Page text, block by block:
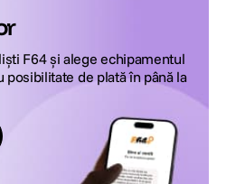
F64 și alege echipamentul
de plată în până la